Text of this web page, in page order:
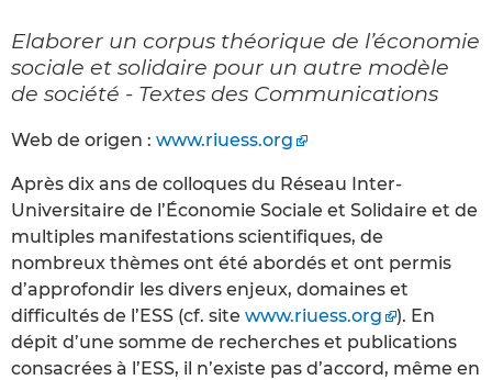
Elaborer un corpus théorique de l’économie
sociale et solidaire pour un autre modèle
de société - Textes des Communications
Web de origen : www.riuess.org
Après dix ans de colloques du Réseau Inter-
Universitaire de l’Économie Sociale et Solidaire et de
multiples manifestations scientifiques, de
nombreux thèmes ont été abordés et ont permis
d’approfondir les divers enjeux, domaines et
difficultés de l’ESS (cf. site www.riuess.org
). En
dépit d’une somme de recherches et publications
consacrées à l’ESS, il n’existe pas d’accord, même en